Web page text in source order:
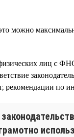
можно
лиц с
по